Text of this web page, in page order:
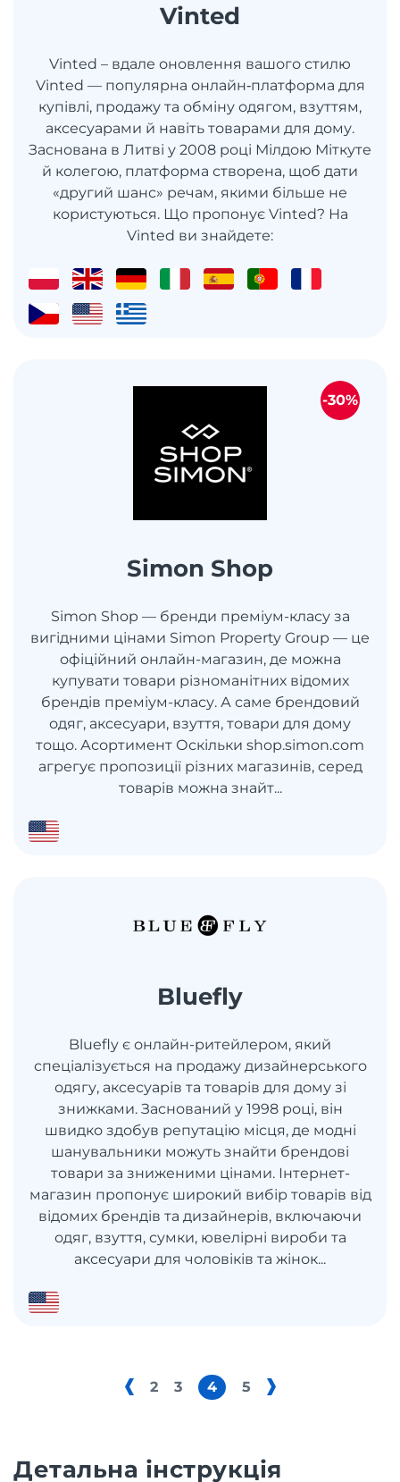
Vinted
Vinted – вдале оновлення вашого стилю
Vinted — популярна онлайн‑платформа для
купівлі, продажу та обміну одягом, взуттям,
аксесуарами й навіть товарами для дому.
Заснована в Литві у 2008 році Мілдою Міткуте
й колегою, платформа створена, щоб дати
«другий шанс» речам, якими більше не
користуються. Що пропонує Vinted? На
Vinted ви знайдете:
Simon Shop
Simon Shop — бренди преміум-класу за
вигідними цінами Simon Property Group — це
офіційний онлайн-магазин, де можна
купувати товари різноманітних відомих
брендів преміум-класу. А саме брендовий
одяг, аксесуари, взуття, товари для дому
тощо. Асортимент Оскільки shop.simon.com
агрегує пропозиції різних магазинів, серед
товарів можна знайт...
-30%
Bluefly
Bluefly є онлайн-ритейлером, який
спеціалізується на продажу дизайнерського
одягу, аксесуарів та товарів для дому зі
знижками. Заснований у 1998 році, він
швидко здобув репутацію місця, де модні
шанувальники можуть знайти брендові
товари за зниженими цінами. Інтернет-
магазин пропонує широкий вибір товарів від
відомих брендів та дизайнерів, включаючи
одяг, взуття, сумки, ювелірні вироби та
аксесуари для чоловіків та жінок...
2 3 4 5
Детальна інструкція